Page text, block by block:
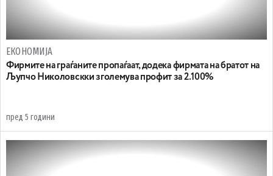
ЕКОНОМИЈА
Фирмите на граѓаните пропаѓаат, додека фирмата на братот на
Љупчо Николовскки зголемува профит за 2.100%
пред 5 години